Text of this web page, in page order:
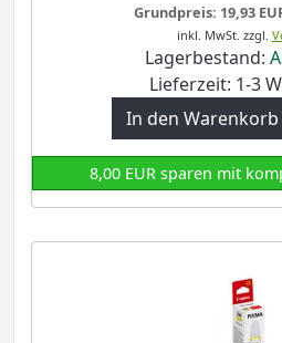
Grundpreis: 19,93
inkl. MwSt. zzgl.
Lagerbestand:
Lieferzeit: 1-3
In den Warenkorb
8,00 EUR sparen mit